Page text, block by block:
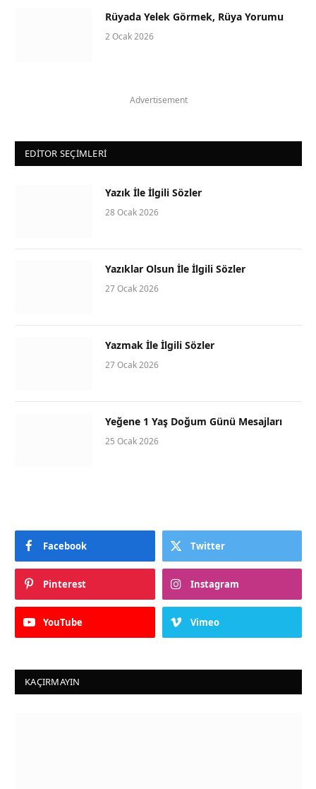
Rüyada Yelek Görmek, Rüya Yorumu
2 Ocak 2026
Advertisement
EDITOR SEÇIMLERI
Yazık İle İlgili Sözler
28 Ocak 2026
Yazıklar Olsun İle İlgili Sözler
27 Ocak 2026
Yazmak İle İlgili Sözler
27 Ocak 2026
Yeğene 1 Yaş Doğum Günü Mesajları
25 Ocak 2026
Facebook Twitter
Pinterest Instagram
YouTube Vimeo
KAÇIRMAYIN